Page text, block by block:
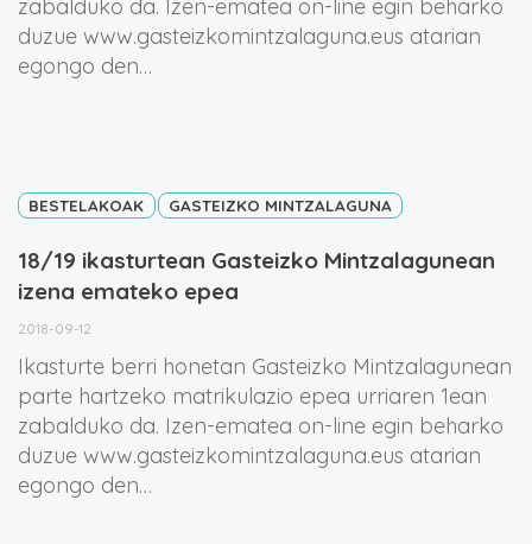
zabalduko da. Izen-ematea on-line egin beharko
duzue www.gasteizkomintzalaguna.eus atarian
egongo den…
BESTELAKOAK GASTEIZKO MINTZALAGUNA
18/19 ikasturtean Gasteizko Mintzalagunean
izena emateko epea
2018-09-12
Ikasturte berri honetan Gasteizko Mintzalagunean
parte hartzeko matrikulazio epea urriaren 1ean
zabalduko da. Izen-ematea on-line egin beharko
duzue www.gasteizkomintzalaguna.eus atarian
egongo den…